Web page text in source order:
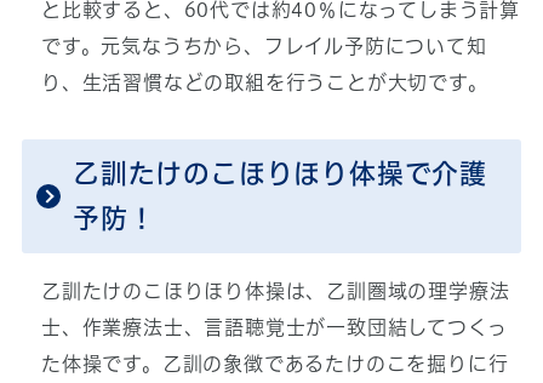
と比較すると、60代では約40％になってしまう計算
です。元気なうちから、フレイル予防について知
り、生活習慣などの取組を行うことが大切です。
乙訓たけのこほりほり体操で介護
予防！
乙訓たけのこほりほり体操は、乙訓圏域の理学療法
士、作業療法士、言語聴覚士が一致団結してつくっ
た体操です。乙訓の象徴であるたけのこを掘りに行